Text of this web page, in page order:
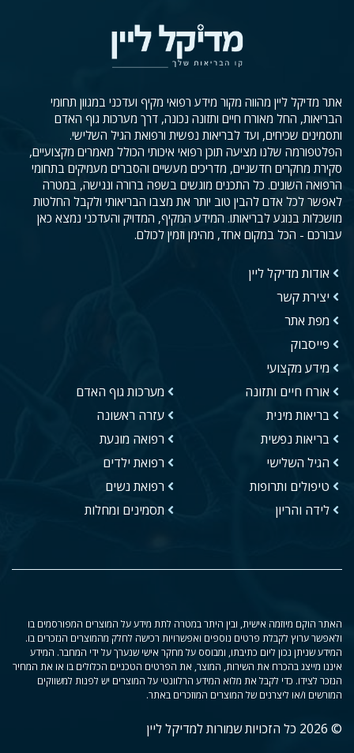
אתר מדיקל ליין מהווה מקור מידע רפואי מקיף ועדכני במגוון תחומי
הבריאות, החל מאורח חיים ותזונה נכונה, דרך מערכות גוף האדם
ותסמינים שכיחים, ועד לבריאות נפשית ורפואת הגיל השלישי.
הפלטפורמה שלנו מציעה תוכן רפואי איכותי הכולל מאמרים מקצועיים,
סקירת מחקרים חדשניים, מדריכים מעשיים והסברים מעמיקים בתחומי
הרפואה השונים. כל התכנים מוגשים בשפה ברורה ונגישה, במטרה
לאפשר לכל אדם להבין טוב יותר את מצבו הבריאותי ולקבל החלטות
מושכלות בנוגע לבריאותו. המידע המקיף, המדויק והעדכני נמצא כאן
עבורכם - הכל במקום אחד, מהימן וזמין לכולם.
אודות מדיקל ליין
יצירת קשר
מפת אתר
פייסבוק
מידע מקצועי
אורח חיים ותזונה
בריאות מינית
בריאות נפשית
הגיל השלישי
טיפולים ותרופות
לידה והריון
מערכות גוף האדם
עזרה ראשונה
רפואה מונעת
רפואת ילדים
רפואת נשים
תסמינים ומחלות
האתר הוקם מיוזמה אישית, ובין היתר במטרה לתת מידע על המוצרים המפורסמים בו
ולאפשר ערוץ לקבלת פרטים נוספים ואפשרויות רכישה לחלק מהמוצרים הנזכרים בו.
המידע שניתן נכון ליום כתיבתו, ומבוסס על מחקר אישי שנערך על ידי המחבר. המידע
איננו מייצג בהכרח את השירות, המוצר, את הפרטים הטכניים הכלולים בו או את המחיר
הנזכר לצידו. כדי לקבל את מלוא המידע הרלוונטי על המוצרים יש לפנות למשווקים
המורשים ו/או ליצרנים של המוצרים המוזכרים באתר.
© 2026 כל הזכויות שמורות למדיקל ליין